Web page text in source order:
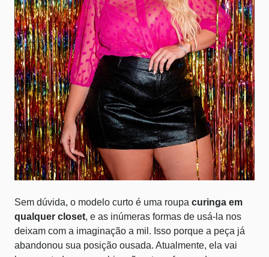
Sem dúvida, o modelo curto é uma roupa curinga em
qualquer closet, e as inúmeras formas de usá-la nos
deixam com a imaginação a mil. Isso porque a peça já
abandonou sua posição ousada. Atualmente, ela vai